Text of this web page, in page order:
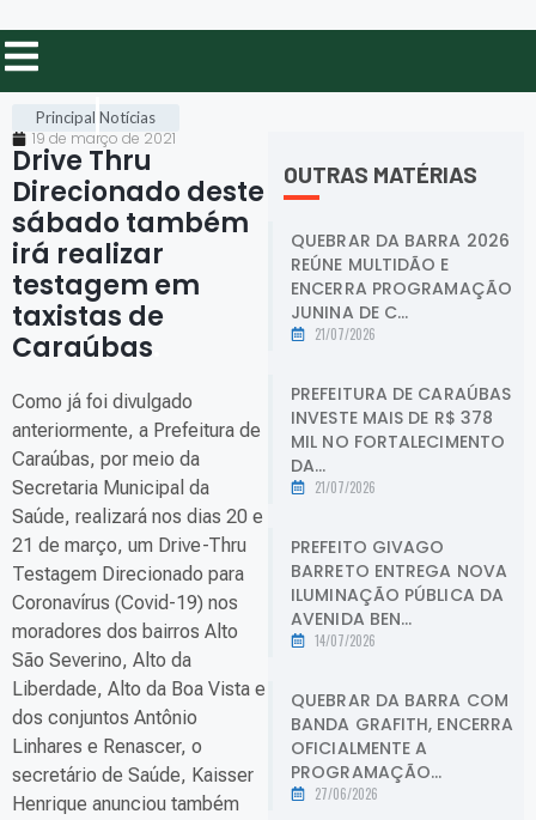
Principal Notícias
19 de março de 2021
Drive Thru
Direcionado deste
sábado também
irá realizar
testagem em
taxistas de
Caraúbas
Como já foi divulgado
anteriormente, a Prefeitura de
Caraúbas, por meio da
Secretaria Municipal da
Saúde, realizará nos dias 20 e
21 de março, um Drive-Thru
Testagem Direcionado para
Coronavírus (Covid-19) nos
moradores dos bairros Alto
São Severino, Alto da
Liberdade, Alto da Boa Vista e
dos conjuntos Antônio
Linhares e Renascer, o
secretário de Saúde, Kaisser
Henrique anunciou também
OUTRAS MATÉRIAS
QUEBRAR DA BARRA 2026
REÚNE MULTIDÃO E
ENCERRA PROGRAMAÇÃO
JUNINA DE C...
21/07/2026
PREFEITURA DE CARAÚBAS
INVESTE MAIS DE R$ 378
MIL NO FORTALECIMENTO
DA...
21/07/2026
PREFEITO GIVAGO
BARRETO ENTREGA NOVA
ILUMINAÇÃO PÚBLICA DA
AVENIDA BEN...
14/07/2026
QUEBRAR DA BARRA COM
BANDA GRAFITH, ENCERRA
OFICIALMENTE A
PROGRAMAÇÃO...
27/06/2026